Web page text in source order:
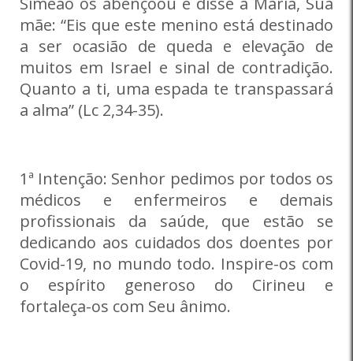
mãe: “Eis que este menino está destinado
a ser ocasião de queda e elevação de
muitos em Israel e sinal de contradição.
Quanto a ti, uma espada te transpassará
a alma” (Lc 2,34-35).
1ª Intenção: Senhor pedimos por todos os
médicos e enfermeiros e demais
profissionais da saúde, que estão se
dedicando aos cuidados dos doentes por
Covid-19, no mundo todo. Inspire-os com
o espírito generoso do Cirineu e
fortaleça-os com Seu ânimo.